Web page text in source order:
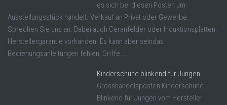
es sich bei diesen Posten um
Ausstellungsstück handelt. Verkauf an Privat oder Gewerbe.
Sprechen Sie uns an. Dabei auch Ceranfelder oder Induktionsplatten.
Herstellergarantie vorhanden. Es kann aber seindas
Bedienungsanleitungen fehlen, Griffe ...
Kinderschuhe blinkend für Jungen
Grosshandelsposten Kinderschuhe
Blinkend für Jungen vom Hersteller